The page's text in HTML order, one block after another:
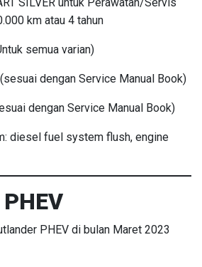
km atau 4 tahun
semua varian)
dengan Service Manual Book)
dengan Service Manual Book)
diesel fuel system flush, engine
PHEV di bulan Maret 2023